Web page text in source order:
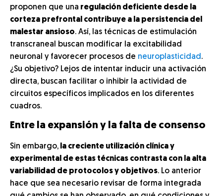
proponen que una regulación deficiente desde la
corteza prefrontal contribuye a la persistencia del
malestar ansioso. Así, las técnicas de estimulación
transcraneal buscan modificar la excitabilidad
neuronal y favorecer procesos de neuroplasticidad.
¿Su objetivo? Lejos de intentar inducir una activación
directa, buscan facilitar o inhibir la actividad de
circuitos específicos implicados en los diferentes
cuadros.
Entre la expansión y la falta de consenso
Sin embargo, la creciente utilización clínica y
experimental de estas técnicas contrasta con la alta
variabilidad de protocolos y objetivos. Lo anterior
hace que sea necesario revisar de forma integrada